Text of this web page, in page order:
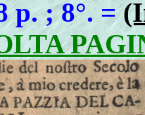
p. ; 8°. =